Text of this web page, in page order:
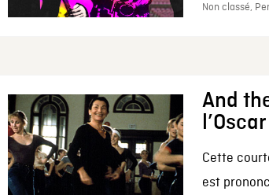
Non classé,
And
Cette
est